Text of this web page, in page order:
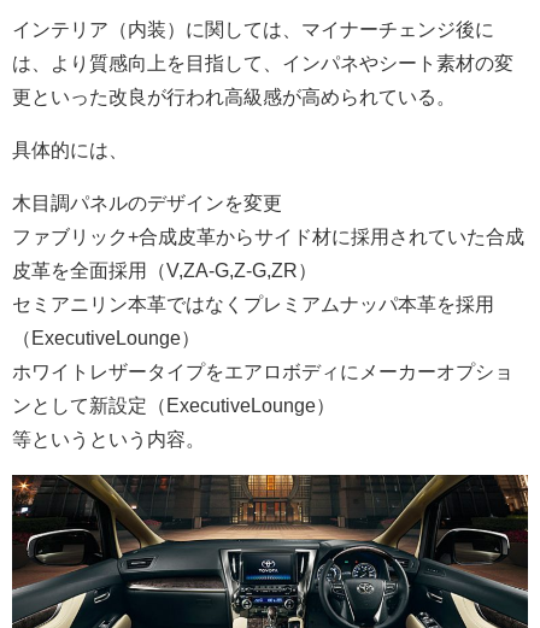
インテリア（内装）に関しては、マイナーチェンジ後に
は、より質感向上を目指して、インパネやシート素材の変
更といった改良が行われ高級感が高められている。
具体的には、
木目調パネルのデザインを変更
ファブリック+合成皮革からサイド材に採用されていた合成
皮革を全面採用（V,ZA-G,Z-G,ZR）
セミアニリン本革ではなくプレミアムナッパ本革を採用
（ExecutiveLounge）
ホワイトレザータイプをエアロボディにメーカーオプショ
ンとして新設定（ExecutiveLounge）
等というという内容。